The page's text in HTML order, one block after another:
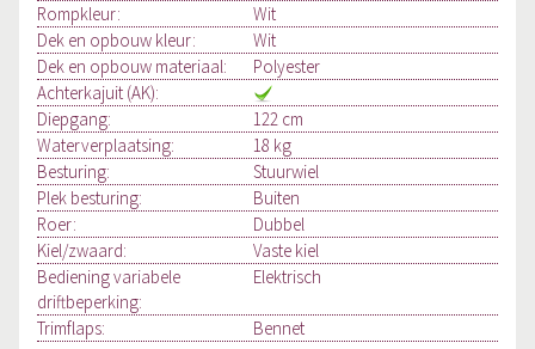
Rompkleur:
Wit
Dek en opbouw kleur:
Wit
Dek en opbouw materiaal:
Polyester
Achterkajuit (AK):
Diepgang:
122 cm
Waterverplaatsing:
18 kg
Besturing:
Stuurwiel
Plek besturing:
Buiten
Roer:
Dubbel
Kiel/zwaard:
Vaste kiel
Bediening variabele
driftbeperking:
Elektrisch
Trimflaps: Bennet